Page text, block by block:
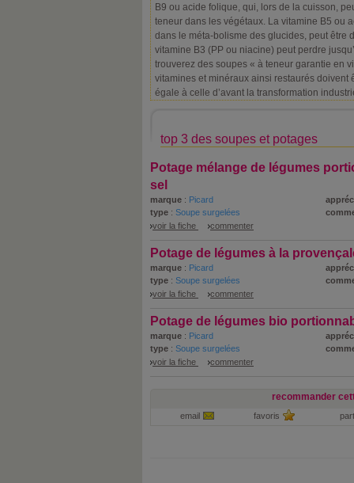
B9 ou acide folique, qui, lors de la cuisson,
teneur dans les végétaux. La vitamine B5 ou
dans le méta-bolisme des glucides, peut être
vitamine B3 (PP ou niacine) peut perdre
trouverez des soupes « à teneur garantie en
vitamines et minéraux ainsi restaurés doivent
égale à celle d’avant la transformation
top 3 des soupes et potages
Potage mélange de légumes
sel
marque : Picard
type : Soupe surgelées
voir la fiche
commenter
Potage de légumes à la
marque : Picard
type : Soupe surgelées
voir la fiche
commenter
Potage de légumes bio
marque : Picard
type : Soupe surgelées
voir la fiche
commenter
recommander
email favoris